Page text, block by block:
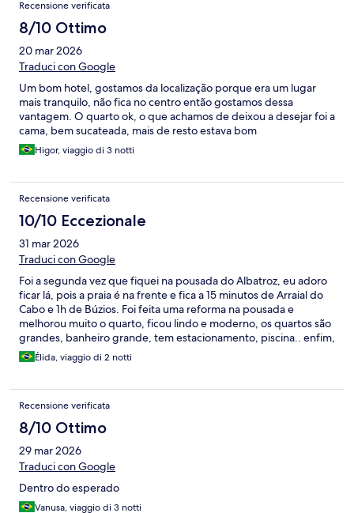
Recensione verificata
8/10 Ottimo
20 mar 2026
Traduci con Google
Um bom hotel, gostamos da localização porque era um lugar
mais tranquilo, não fica no centro então gostamos dessa
vantagem. O quarto ok, o que achamos de deixou a desejar foi a
cama, bem sucateada, mais de resto estava bom
Higor, viaggio di 3 notti
Recensione verificata
10/10 Eccezionale
31 mar 2026
Traduci con Google
Foi a segunda vez que fiquei na pousada do Albatroz, eu adoro
ficar lá, pois a praia é na frente e fica a 15 minutos de Arraial do
Cabo e 1h de Búzios. Foi feita uma reforma na pousada e
melhorou muito o quarto, ficou lindo e moderno, os quartos são
grandes, banheiro grande, tem estacionamento, piscina.. enfim,
tudo que precisamos ali na região para ter uma excelente
acomodação. Funcionários gentis também, tudo simples, mas
Élida, viaggio di 2 notti
Recensione verificata
8/10 Ottimo
29 mar 2026
Traduci con Google
Dentro do esperado
Vanusa, viaggio di 3 notti